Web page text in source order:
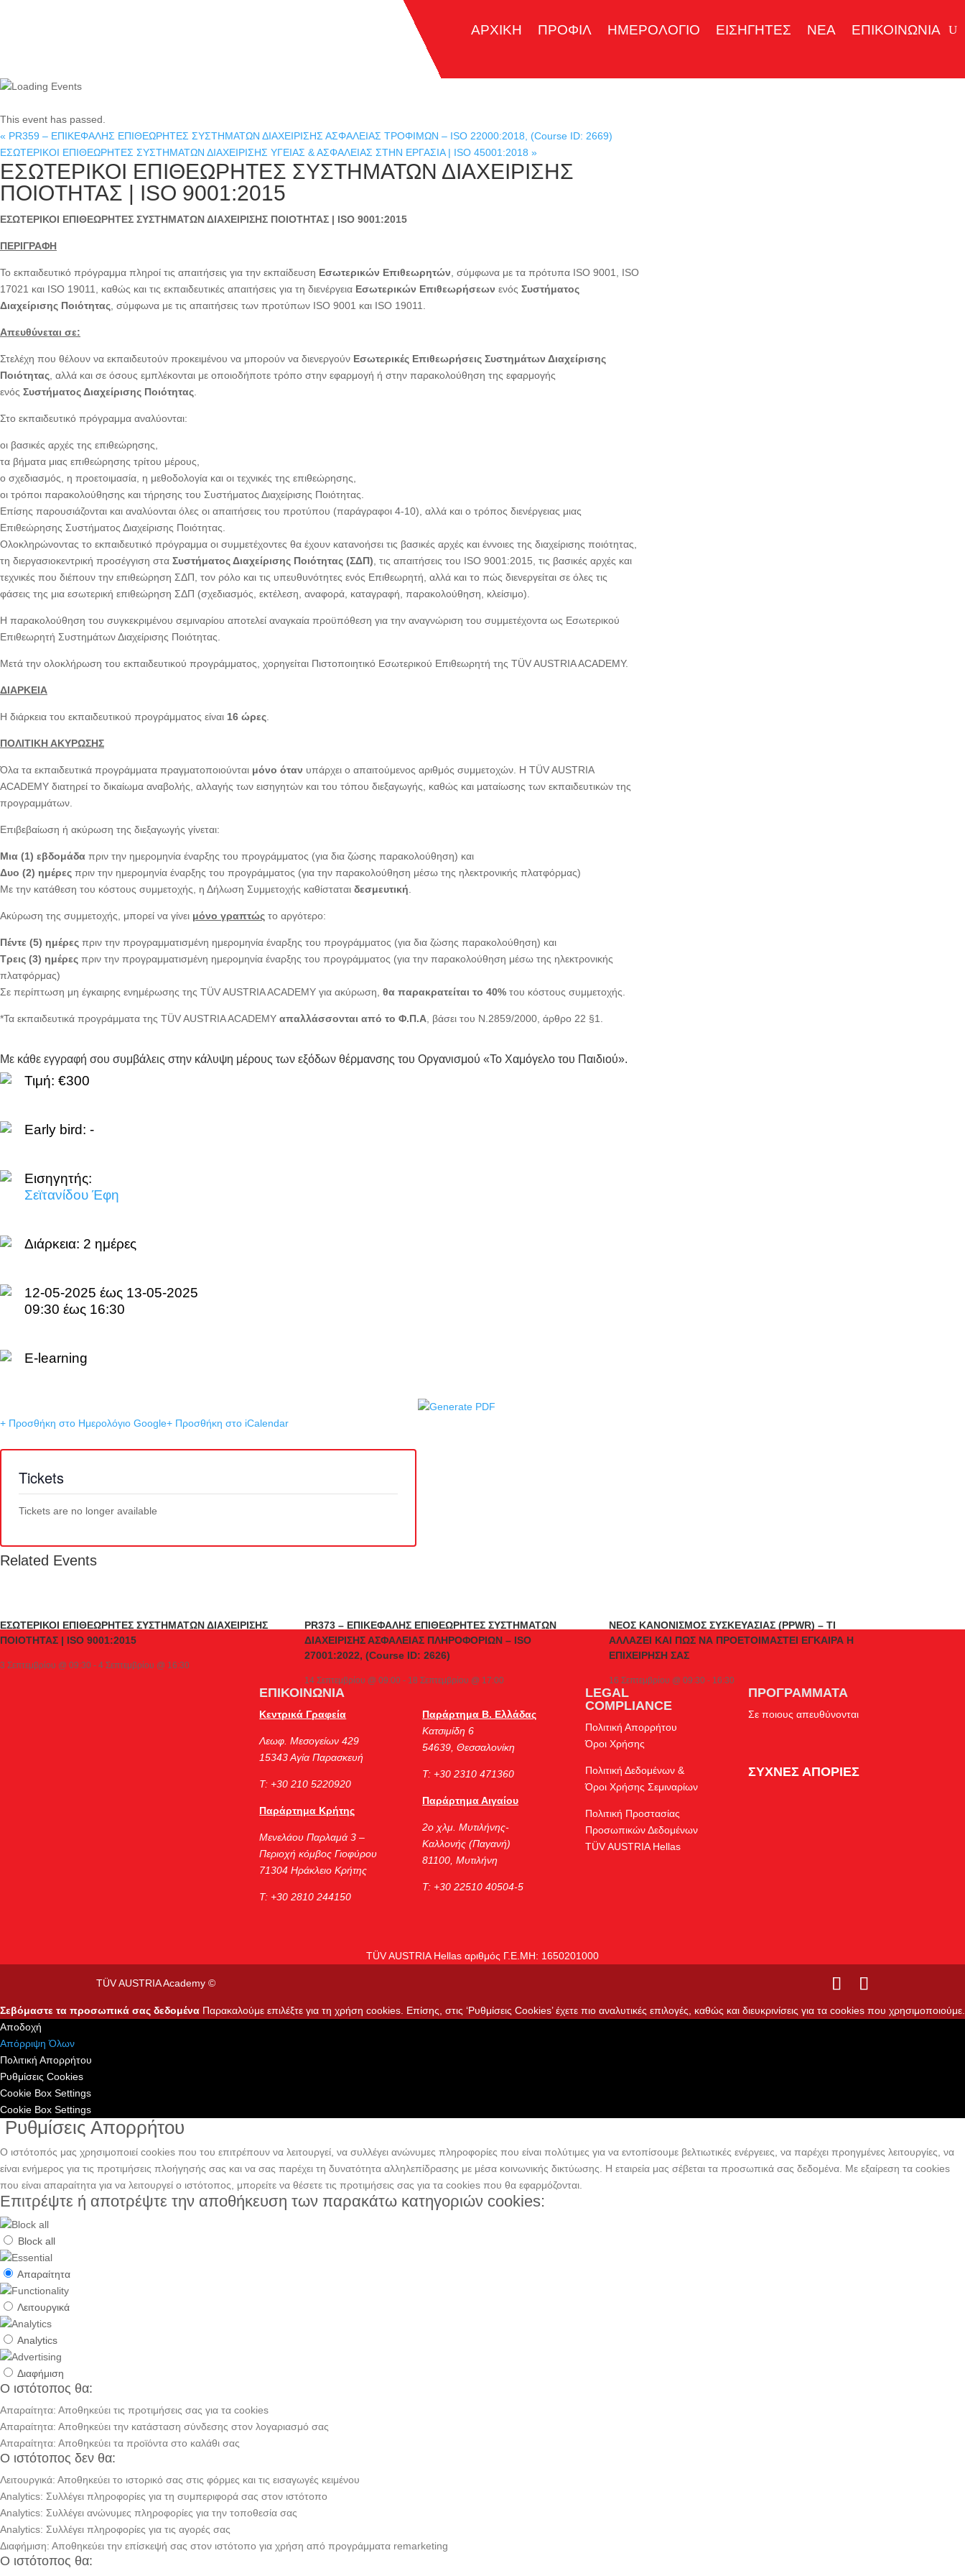
ΑΡΧΙΚΗ ΠΡΟΦΙΛ ΗΜΕΡΟΛΟΓΙΟ ΕΙΣΗΓΗΤΕΣ ΝΕΑ ΕΠΙΚΟΙΝΩΝΙΑ
This event has passed.
« PR359 – ΕΠΙΚΕΦΑΛΗΣ ΕΠΙΘΕΩΡΗΤΕΣ ΣΥΣΤΗΜΑΤΩΝ ΔΙΑΧΕΙΡΙΣΗΣ ΑΣΦΑΛΕΙΑΣ ΤΡΟΦΙΜΩΝ – ISO 22000:2018, (Course ID: 2669)
ΕΣΩΤΕΡΙΚΟΙ ΕΠΙΘΕΩΡΗΤΕΣ ΣΥΣΤΗΜΑΤΩΝ ΔΙΑΧΕΙΡΙΣΗΣ ΥΓΕΙΑΣ & ΑΣΦΑΛΕΙΑΣ ΣΤΗΝ ΕΡΓΑΣΙΑ | ISO 45001:2018 »
ΕΣΩΤΕΡΙΚΟΙ ΕΠΙΘΕΩΡΗΤΕΣ ΣΥΣΤΗΜΑΤΩΝ ΔΙΑΧΕΙΡΙΣΗΣ
ΠΟΙΟΤΗΤΑΣ | ISO 9001:2015
ΕΣΩΤΕΡΙΚΟΙ ΕΠΙΘΕΩΡΗΤΕΣ ΣΥΣΤΗΜΑΤΩΝ ΔΙΑΧΕΙΡΙΣΗΣ ΠΟΙΟΤΗΤΑΣ | ISO 9001:2015
ΠΕΡΙΓΡΑΦΗ
Το εκπαιδευτικό πρόγραμμα πληροί τις απαιτήσεις για την εκπαίδευση Εσωτερικών Επιθεωρητών , σύμφωνα με τα πρότυπα ISO 9001, ISO
17021 και ISO 19011, καθώς και τις εκπαιδευτικές απαιτήσεις για τη διενέργεια Εσωτερικών Επιθεωρήσεων ενός Συστήματος
Διαχείρισης Ποιότητας , σύμφωνα με τις απαιτήσεις των προτύπων ISO 9001 και ISO 19011.
Απευθύνεται σε:
Στελέχη που θέλουν να εκπαιδευτούν προκειμένου να μπορούν να διενεργούν Εσωτερικές Επιθεωρήσεις Συστημάτων Διαχείρισης
Ποιότητας , αλλά και σε όσους εμπλέκονται με οποιοδήποτε τρόπο στην εφαρμογή ή στην παρακολούθηση της εφαρμογής
ενός Συστήματος Διαχείρισης Ποιότητας
Στο εκπαιδευτικό πρόγραμμα αναλύονται:
οι βασικές αρχές της επιθεώρησης,
τα βήματα μιας επιθεώρησης τρίτου μέρους,
ο σχεδιασμός, η προετοιμασία, η μεθοδολογία και οι τεχνικές της επιθεώρησης,
οι τρόποι παρακολούθησης και τήρησης του Συστήματος Διαχείρισης Ποιότητας.
Επίσης παρουσιάζονται και αναλύονται όλες οι απαιτήσεις του προτύπου (παράγραφοι 4-10), αλλά και ο τρόπος διενέργειας μιας
Επιθεώρησης Συστήματος Διαχείρισης Ποιότητας.
Ολοκληρώνοντας το εκπαιδευτικό πρόγραμμα οι συμμετέχοντες θα έχουν κατανοήσει τις βασικές αρχές και έννοιες της διαχείρισης ποιότητας,
τη διεργασιοκεντρική προσέγγιση στα Συστήματος Διαχείρισης Ποιότητας (ΣΔΠ) , τις απαιτήσεις του ISO 9001:2015, τις βασικές αρχές και
τεχνικές που διέπουν την επιθεώρηση ΣΔΠ, τον ρόλο και τις υπευθυνότητες ενός Επιθεωρητή, αλλά και το πώς διενεργείται σε όλες τις
φάσεις της μια εσωτερική επιθεώρηση ΣΔΠ (σχεδιασμός, εκτέλεση, αναφορά, καταγραφή, παρακολούθηση, κλείσιμο).
Η παρακολούθηση του συγκεκριμένου σεμιναρίου αποτελεί αναγκαία προϋπόθεση για την αναγνώριση του συμμετέχοντα ως Εσωτερικού
Επιθεωρητή Συστημάτων Διαχείρισης Ποιότητας.
Μετά την ολοκλήρωση του εκπαιδευτικού προγράμματος, χορηγείται Πιστοποιητικό Εσωτερικού Επιθεωρητή της TÜV AUSTRIA ACADEMY.
ΔΙΑΡΚΕΙΑ
Η διάρκεια του εκπαιδευτικού προγράμματος είναι 16 ώρες
ΠΟΛΙΤΙΚΗ ΑΚΥΡΩΣΗΣ
Όλα τα εκπαιδευτικά προγράμματα πραγματοποιούνται μόνο όταν υπάρχει ο απαιτούμενος αριθμός συμμετοχών. Η TÜV AUSTRIA
ACADEMY διατηρεί το δικαίωμα αναβολής, αλλαγής των εισηγητών και του τόπου διεξαγωγής, καθώς και ματαίωσης των εκπαιδευτικών της
προγραμμάτων.
Επιβεβαίωση ή ακύρωση της διεξαγωγής γίνεται:
Μια (1) εβδομάδα πριν την ημερομηνία έναρξης του προγράμματος (για δια ζώσης παρακολούθηση) και
Δυο (2) ημέρες πριν την ημερομηνία έναρξης του προγράμματος (για την παρακολούθηση μέσω της ηλεκτρονικής πλατφόρμας)
Με την κατάθεση του κόστους συμμετοχής, η Δήλωση Συμμετοχής καθίσταται δεσμευτική
Ακύρωση της συμμετοχής, μπορεί να γίνει μόνο γραπτώς το αργότερο:
Πέντε (5) ημέρες πριν την προγραμματισμένη ημερομηνία έναρξης του προγράμματος (για δια ζώσης παρακολούθηση) και
Τρεις (3) ημέρες πριν την προγραμματισμένη ημερομηνία έναρξης του προγράμματος (για την παρακολούθηση μέσω της ηλεκτρονικής
πλατφόρμας)
Σε περίπτωση μη έγκαιρης ενημέρωσης της TÜV AUSTRIA ACADEMY για ακύρωση, θα παρακρατείται το 40% του κόστους συμμετοχής.
*Τα εκπαιδευτικά προγράμματα της TÜV AUSTRIA ACADEMY απαλλάσσονται από το Φ.Π.Α , βάσει του Ν.2859/2000, άρθρο 22 §1.
Με κάθε εγγραφή σου συμβάλεις στην κάλυψη μέρους των εξόδων θέρμανσης του Οργανισμού «Το Χαμόγελο του Παιδιού».
Τιμή: €300
Early bird: -
Εισηγητής:
Σεϊτανίδου Έφη
Διάρκεια: 2 ημέρες
12-05-2025 έως 13-05-2025
09:30 έως 16:30
E-learning
+ Προσθήκη στο Ημερολόγιο Google+ Προσθήκη στο iCalendar
Tickets
Tickets are no longer available
Related Events
ΕΣΩΤΕΡΙΚΟΙ ΕΠΙΘΕΩΡΗΤΕΣ ΣΥΣΤΗΜΑΤΩΝ ΔΙΑΧΕΙΡΙΣΗΣ
ΠΟΙΟΤΗΤΑΣ | ISO 9001:2015
3 Σεπτεμβρίου @ 09:30 - 4 Σεπτεμβρίου @ 16:30
PR373 – ΕΠΙΚΕΦΑΛΗΣ ΕΠΙΘΕΩΡΗΤΕΣ ΣΥΣΤΗΜΑΤΩΝ
ΔΙΑΧΕΙΡΙΣΗΣ ΑΣΦΑΛΕΙΑΣ ΠΛΗΡΟΦΟΡΙΩΝ – ISO
27001:2022, (Course ID: 2626)
14 Σεπτεμβρίου @ 09:00- 18 Σεπτεμβρίου @ 17:00
ΝΕΟΣ ΚΑΝΟΝΙΣΜΟΣ ΣΥΣΚΕΥΑΣΙΑΣ (PPWR) – ΤΙ
ΑΛΛΑΖΕΙ ΚΑΙ ΠΩΣ ΝΑ ΠΡΟΕΤΟΙΜΑΣΤΕΙ ΕΓΚΑΙΡΑ Η
ΕΠΙΧΕΙΡΗΣΗ ΣΑΣ
16 Σεπτεμβρίου @ 09:30- 16:30
ΕΠΙΚΟΙΝΩΝΙΑ
Κεντρικά Γραφεία
Λεωφ. Μεσογείων 429
15343 Αγία Παρασκευή
Τ: +30 210 5220920
Παράρτημα Κρήτης
Μενελάου Παρλαμά 3 –
Περιοχή κόμβος Γιοφύρου
71304 Ηράκλειο Κρήτης
Τ: +30 2810 244150
Παράρτημα Β. Ελλάδας
Κατσιμίδη 6
54639, Θεσσαλονίκη
Τ: +30 2310 471360
Παράρτημα Αιγαίου
2ο χλμ. Μυτιλήνης-
Καλλονής (Παγανή)
81100, Μυτιλήνη
Τ: +30 22510 40504-5
LEGAL
COMPLIANCE
Πολιτική Απορρήτου
Όροι Χρήσης
Πολιτική Δεδομένων &
Όροι Χρήσης Σεμιναρίων
Πολιτική Προστασίας
Προσωπικών Δεδομένων
TÜV AUSTRIA Hellas
ΠΡΟΓΡΑΜΜΑΤΑ
Σε ποιους απευθύνονται
ΣΥΧΝΕΣ ΑΠΟΡΙΕΣ
TÜV AUSTRIA Hellas αριθμός Γ.Ε.ΜΗ: 1650201000
TÜV AUSTRIA Academy ©
Σεβόμαστε τα προσωπικά σας δεδομένα Παρακαλούμε επιλέξτε για τη χρήση cookies. Επίσης, στις ‘Ρυθμίσεις Cookies’ έχετε πιο αναλυτικές επιλογές, καθώς και διευκρινίσεις για τα cookies που χρησιμοποιούμε.
Αποδοχή
Απόρριψη Όλων
Πολιτική Απορρήτου
Ρυθμίσεις Cookies
Cookie Box Settings
Cookie Box Settings
Ρυθμίσεις Απορρήτου
Ο ιστότοπός μας χρησιμοποιεί cookies που του επιτρέπουν να λειτουργεί, να συλλέγει ανώνυμες πληροφορίες που είναι πολύτιμες για να εντοπίσουμε βελτιωτικές ενέργειες, να παρέχει προηγμένες λειτουργίες, να
είναι ενήμερος για τις προτιμήσεις πλοήγησής σας και να σας παρέχει τη δυνατότητα αλληλεπίδρασης με μέσα κοινωνικής δικτύωσης. H εταιρεία μας σέβεται τα προσωπικά σας δεδομένα. Με εξαίρεση τα cookies
που είναι απαραίτητα για να λειτουργεί ο ιστότοπος, μπορείτε να θέσετε τις προτιμήσεις σας για τα cookies που θα εφαρμόζονται.
Επιτρέψτε ή αποτρέψτε την αποθήκευση των παρακάτω κατηγοριών cookies:
Block all
Απαραίτητα
Λειτουργικά
Analytics
Διαφήμιση
Ο ιστότοπος θα:
Απαραίτητα: Αποθηκεύει τις προτιμήσεις σας για τα cookies
Απαραίτητα: Αποθηκεύει την κατάσταση σύνδεσης στον λογαριασμό σας
Απαραίτητα: Αποθηκεύει τα προϊόντα στο καλάθι σας
Ο ιστότοπος δεν θα:
Λειτουργικά: Αποθηκεύει το ιστορικό σας στις φόρμες και τις εισαγωγές κειμένου
Analytics: Συλλέγει πληροφορίες για τη συμπεριφορά σας στον ιστότοπο
Analytics: Συλλέγει ανώνυμες πληροφορίες για την τοποθεσία σας
Analytics: Συλλέγει πληροφορίες για τις αγορές σας
Διαφήμιση: Αποθηκεύει την επίσκεψή σας στον ιστότοπο για χρήση από προγράμματα remarketing
Ο ιστότοπος θα: